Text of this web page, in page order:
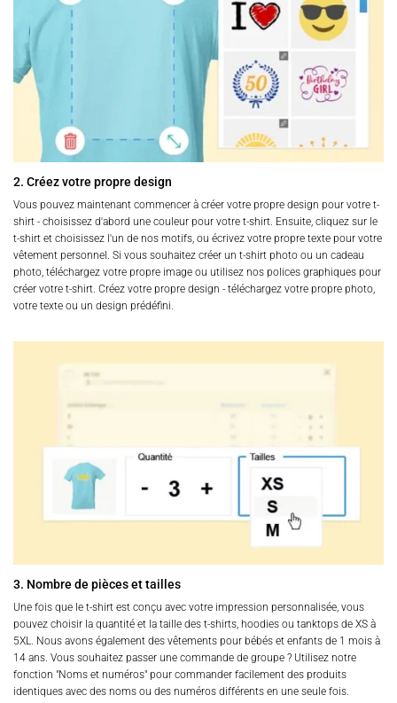
2. Créez votre propre design
Vous pouvez maintenant commencer à créer votre propre design pour votre t-
shirt - choisissez d'abord une couleur pour votre t-shirt. Ensuite, cliquez sur le
t-shirt et choisissez l'un de nos motifs, ou écrivez votre propre texte pour votre
vêtement personnel. Si vous souhaitez créer un t-shirt photo ou un cadeau
photo, téléchargez votre propre image ou utilisez nos polices graphiques pour
créer votre t-shirt. Créez votre propre design - téléchargez votre propre photo,
votre texte ou un design prédéfini.
3. Nombre de pièces et tailles
Une fois que le t-shirt est conçu avec votre impression personnalisée, vous
pouvez choisir la quantité et la taille des t-shirts, hoodies ou tanktops de XS à
5XL. Nous avons également des vêtements pour bébés et enfants de 1 mois à
14 ans. Vous souhaitez passer une commande de groupe ? Utilisez notre
fonction "Noms et numéros" pour commander facilement des produits
identiques avec des noms ou des numéros différents en une seule fois.